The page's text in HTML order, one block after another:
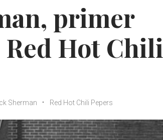
primer
Hot Chili
Sherman Red Hot Chili Pepers